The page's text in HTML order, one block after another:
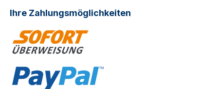
Ihre Zahlungsmöglichkeiten